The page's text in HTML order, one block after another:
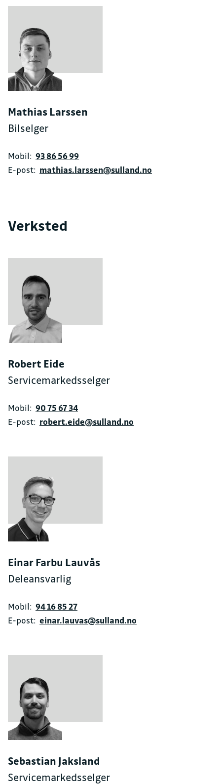
Mathias Larssen
Bilselger
Mobil: 93 86 56 99
E-post: mathias.larssen@sulland.no
Verksted
Robert Eide
Servicemarkedsselger
Mobil: 90 75 67 34
E-post: robert.eide@sulland.no
Einar Farbu Lauvås
Deleansvarlig
Mobil: 94 16 85 27
E-post: einar.lauvas@sulland.no
Sebastian Jaksland
Servicemarkedsselger